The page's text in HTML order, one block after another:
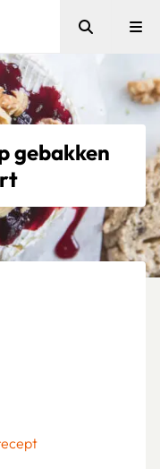
Zoeken
gebakken